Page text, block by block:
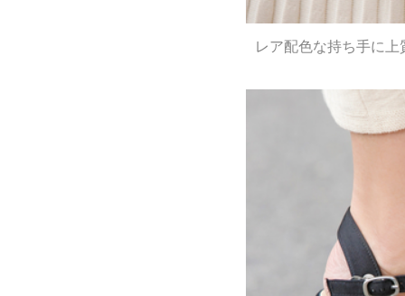
レア配色な持ち手に